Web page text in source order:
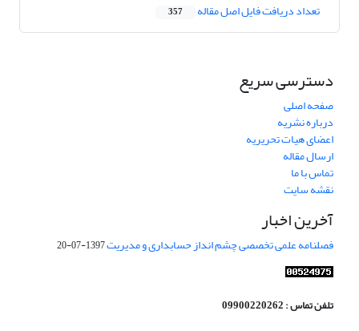
تعداد دریافت فایل اصل مقاله 357
دسترسی سریع
صفحه اصلی
درباره نشریه
اعضای هیات تحریریه
ارسال مقاله
تماس با ما
نقشه سایت
آخرین اخبار
فصلنامه علمی تخصصی چشم انداز حسابداری و مدیریت1397-07-20
تلفن تماس : 09900220262